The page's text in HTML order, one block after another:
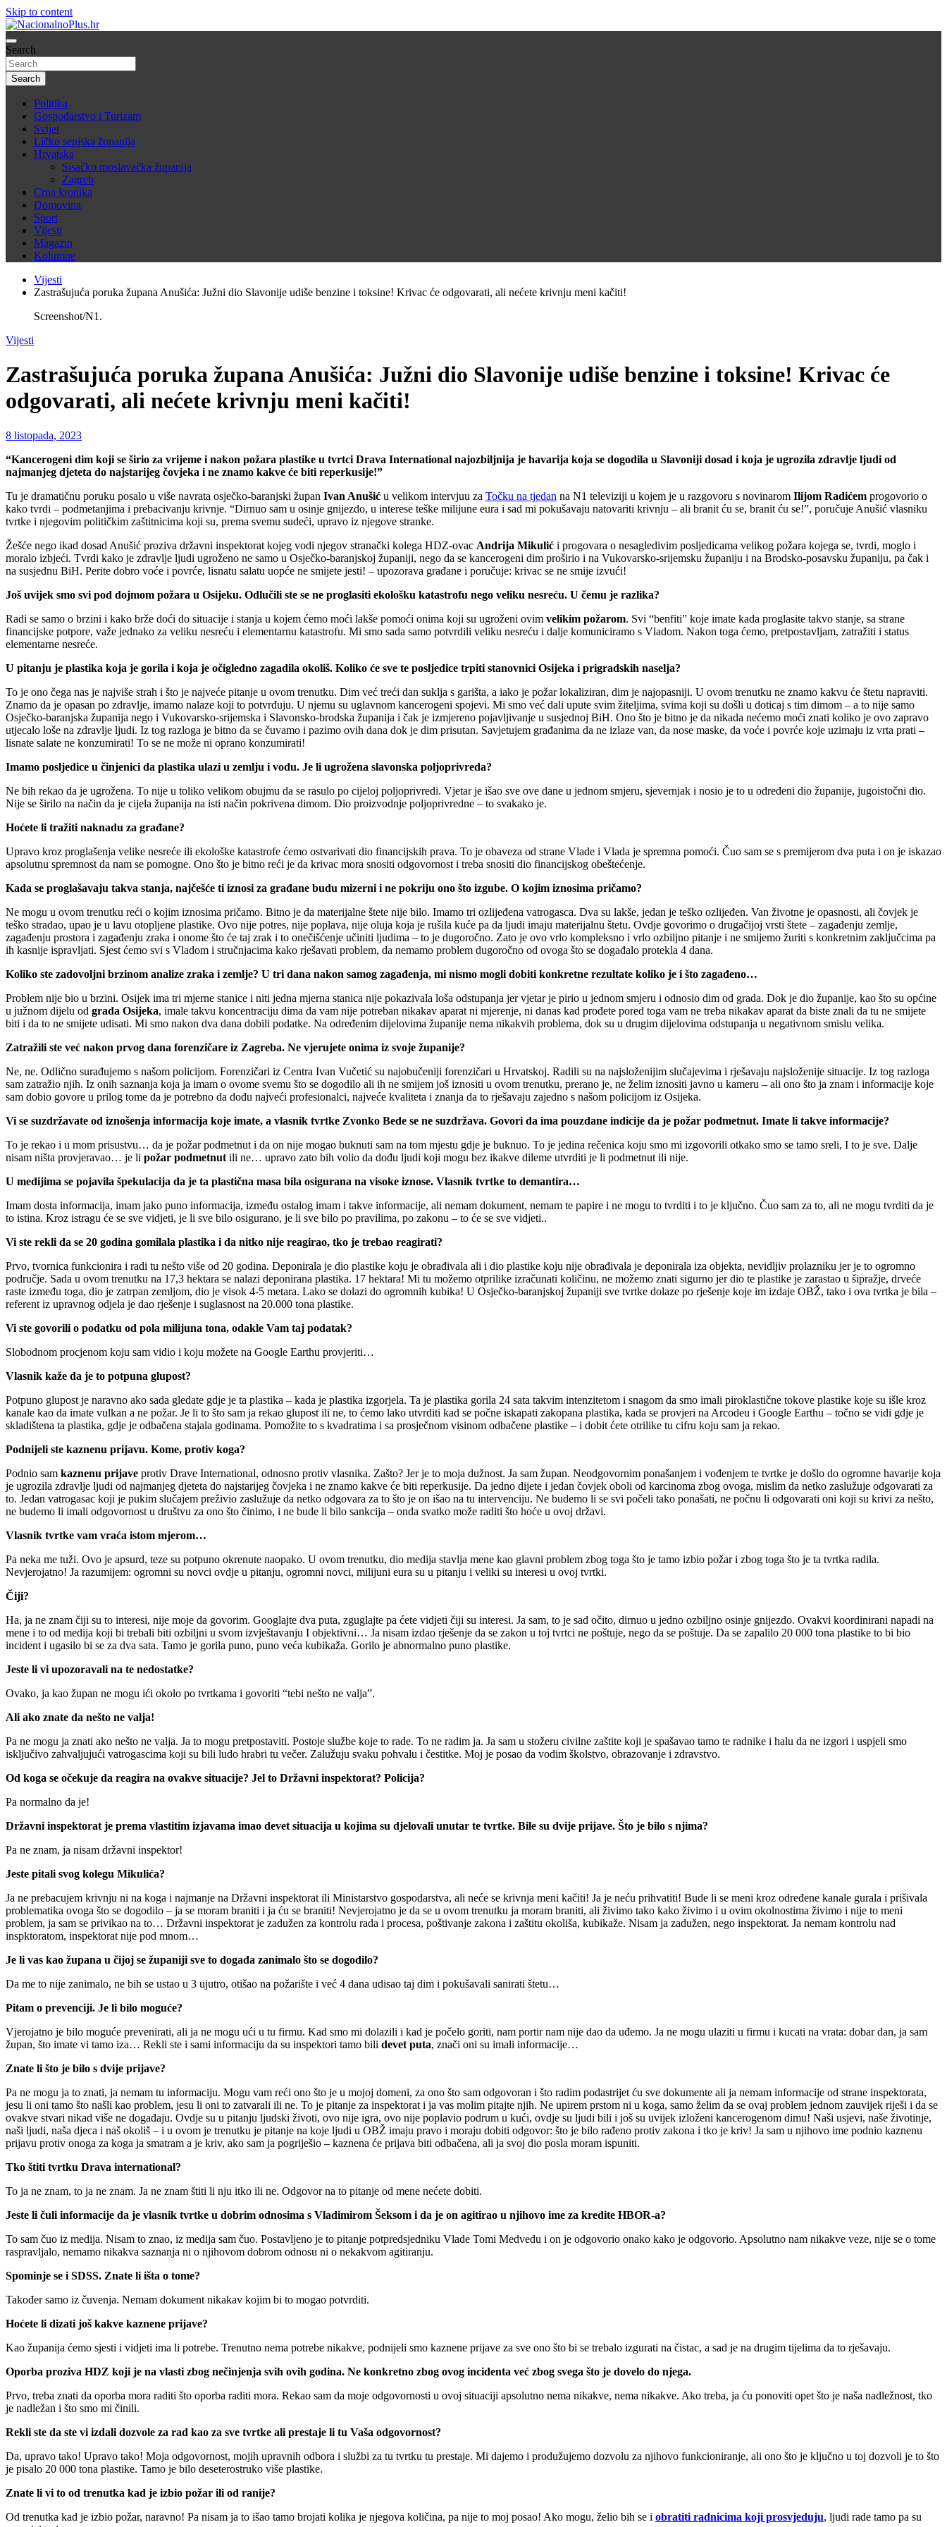
Skip to content
NacionalnoPlus.hr
Nacija želi znati više
Search
Search
Politika
Gospodarstvo i Turizam
Svijet
Ličko senjska županija
Hrvatska
Sisačko moslavačka županija
Zagreb
Crna kronika
Domovina
Sport
Vijesti
Magazin
Kolumne
Vijesti
Zastrašujuća poruka župana Anušića: Južni dio Slavonije udiše benzine i toksine! Krivac će odgovarati, ali nećete krivnju meni kačiti!
Screenshot/N1.
Vijesti
Zastrašujuća poruka župana Anušića: Južni dio Slavonije udiše benzine i toksine! Krivac će
odgovarati, ali nećete krivnju meni kačiti!
8 listopada, 2023
“Kancerogeni dim koji se širio za vrijeme i nakon požara plastike u tvrtci Drava International najozbiljnija je havarija koja se dogodila u Slavoniji dosad i koja je ugrozila zdravlje ljudi od
najmanjeg djeteta do najstarijeg čovjeka i ne znamo kakve će biti reperkusije!”
Tu je dramatičnu poruku posalo u više navrata osječko-baranjski župan Ivan Anušić u velikom intervjuu za Točku na tjedan na N1 televiziji u kojem je u razgovoru s novinarom Ilijom Radićem progovorio o
kako tvrdi – podmetanjima i prebacivanju krivnje. “Dirnuo sam u osinje gnijezdo, u interese teške milijune eura i sad mi pokušavaju natovariti krivnju – ali branit ću se, branit ću se!”, poručuje Anušić vlasniku
tvrtke i njegovim političkim zaštitnicima koji su, prema svemu sudeći, upravo iz njegove stranke.
Žešće nego ikad dosad Anušić proziva državni inspektorat kojeg vodi njegov stranački kolega HDZ-ovac Andrija Mikulić i progovara o nesagledivim posljedicama velikog požara kojega se, tvrdi, moglo i
moralo izbjeći. Tvrdi kako je zdravlje ljudi ugroženo ne samo u Osječko-baranjskoj županiji, nego da se kancerogeni dim proširio i na Vukovarsko-srijemsku županiju i na Brodsko-posavsku županiju, pa čak i
na susjednu BiH. Perite dobro voće i povrće, lisnatu salatu uopće ne smijete jesti! – upozorava građane i poručuje: krivac se ne smije izvući!
Još uvijek smo svi pod dojmom požara u Osijeku. Odlučili ste se ne proglasiti ekološku katastrofu nego veliku nesreću. U čemu je razlika?
Radi se samo o brzini i kako brže doći do situacije i stanja u kojem ćemo moći lakše pomoći onima koji su ugroženi ovim velikim požarom. Svi “benfiti” koje imate kada proglasite takvo stanje, sa strane
financijske potpore, važe jednako za veliku nesreću i elementarnu katastrofu. Mi smo sada samo potvrdili veliku nesreću i dalje komuniciramo s Vladom. Nakon toga ćemo, pretpostavljam, zatražiti i status
elementarne nesreće.
U pitanju je plastika koja je gorila i koja je očigledno zagadila okoliš. Koliko će sve te posljedice trpiti stanovnici Osijeka i prigradskih naselja?
To je ono čega nas je najviše strah i što je najveće pitanje u ovom trenutku. Dim već treći dan suklja s garišta, a iako je požar lokaliziran, dim je najopasniji. U ovom trenutku ne znamo kakvu će štetu napraviti.
Znamo da je opasan po zdravlje, imamo nalaze koji to potvrđuju. U njemu su uglavnom kancerogeni spojevi. Mi smo već dali upute svim žiteljima, svima koji su došli u doticaj s tim dimom – a to nije samo
Osječko-baranjska županija nego i Vukovarsko-srijemska i Slavonsko-brodska županija i čak je izmjereno pojavljivanje u susjednoj BiH. Ono što je bitno je da nikada nećemo moći znati koliko je ovo zapravo
utjecalo loše na zdravlje ljudi. Iz tog razloga je bitno da se čuvamo i pazimo ovih dana dok je dim prisutan. Savjetujem građanima da ne izlaze van, da nose maske, da voće i povrće koje uzimaju iz vrta prati –
lisnate salate ne konzumirati! To se ne može ni oprano konzumirati!
Imamo posljedice u činjenici da plastika ulazi u zemlju i vodu. Je li ugrožena slavonska poljoprivreda?
Ne bih rekao da je ugrožena. To nije u toliko velikom obujmu da se rasulo po cijeloj poljoprivredi. Vjetar je išao sve ove dane u jednom smjeru, sjevernjak i nosio je to u određeni dio županije, jugoistočni dio.
Nije se širilo na način da je cijela županija na isti način pokrivena dimom. Dio proizvodnje poljoprivredne – to svakako je.
Hoćete li tražiti naknadu za građane?
Upravo kroz proglašenja velike nesreće ili ekološke katastrofe ćemo ostvarivati dio financijskih prava. To je obaveza od strane Vlade i Vlada je spremna pomoći. Čuo sam se s premijerom dva puta i on je iskazao
apsolutnu spremnost da nam se pomogne. Ono što je bitno reći je da krivac mora snositi odgovornost i treba snositi dio financijskog obeštećenje.
Kada se proglašavaju takva stanja, najčešće ti iznosi za građane budu mizerni i ne pokriju ono što izgube. O kojim iznosima pričamo?
Ne mogu u ovom trenutku reći o kojim iznosima pričamo. Bitno je da materijalne štete nije bilo. Imamo tri ozlijeđena vatrogasca. Dva su lakše, jedan je teško ozlijeđen. Van životne je opasnosti, ali čovjek je
teško stradao, upao je u lavu otopljene plastike. Ovo nije potres, nije poplava, nije oluja koja je rušila kuće pa da ljudi imaju materijalnu štetu. Ovdje govorimo o drugačijoj vrsti štete – zagađenju zemlje,
zagađenju prostora i zagađenju zraka i onome što će taj zrak i to onečišćenje učiniti ljudima – to je dugoročno. Zato je ovo vrlo kompleksno i vrlo ozbiljno pitanje i ne smijemo žuriti s konkretnim zaključcima pa
ih kasnije ispravljati. Sjest ćemo svi s Vladom i stručnjacima kako rješavati problem, da nemamo problem dugoročno od ovoga što se događalo protekla 4 dana.
Koliko ste zadovoljni brzinom analize zraka i zemlje? U tri dana nakon samog zagađenja, mi nismo mogli dobiti konkretne rezultate koliko je i što zagađeno…
Problem nije bio u brzini. Osijek ima tri mjerne stanice i niti jedna mjerna stanica nije pokazivala loša odstupanja jer vjetar je pirio u jednom smjeru i odnosio dim od grada. Dok je dio županije, kao što su općine
u južnom dijelu od grada Osijeka, imale takvu koncentraciju dima da vam nije potreban nikakav aparat ni mjerenje, ni danas kad prođete pored toga vam ne treba nikakav aparat da biste znali da tu ne smijete
biti i da to ne smijete udisati. Mi smo nakon dva dana dobili podatke. Na određenim dijelovima županije nema nikakvih problema, dok su u drugim dijelovima odstupanja u negativnom smislu velika.
Zatražili ste već nakon prvog dana forenzičare iz Zagreba. Ne vjerujete onima iz svoje županije?
Ne, ne. Odlično surađujemo s našom policijom. Forenzičari iz Centra Ivan Vučetić su najobučeniji forenzičari u Hrvatskoj. Radili su na najsloženijim slučajevima i rješavaju najsloženije situacije. Iz tog razloga
sam zatražio njih. Iz onih saznanja koja ja imam o ovome svemu što se dogodilo ali ih ne smijem još iznositi u ovom trenutku, prerano je, ne želim iznositi javno u kameru – ali ono što ja znam i informacije koje
sam dobio govore u prilog tome da je potrebno da dođu najveći profesionalci, najveće kvaliteta i znanja da to rješavaju zajedno s našom policijom iz Osijeka.
Vi se suzdržavate od iznošenja informacija koje imate, a vlasnik tvrtke Zvonko Bede se ne suzdržava. Govori da ima pouzdane indicije da je požar podmetnut. Imate li takve informacije?
To je rekao i u mom prisustvu… da je požar podmetnut i da on nije mogao buknuti sam na tom mjestu gdje je buknuo. To je jedina rečenica koju smo mi izgovorili otkako smo se tamo sreli, I to je sve. Dalje
nisam ništa provjeravao… je li požar podmetnut ili ne… upravo zato bih volio da dođu ljudi koji mogu bez ikakve dileme utvrditi je li podmetnut ili nije.
U medijima se pojavila špekulacija da je ta plastična masa bila osigurana na visoke iznose. Vlasnik tvrtke to demantira…
Imam dosta informacija, imam jako puno informacija, između ostalog imam i takve informacije, ali nemam dokument, nemam te papire i ne mogu to tvrditi i to je ključno. Čuo sam za to, ali ne mogu tvrditi da je
to istina. Kroz istragu će se sve vidjeti, je li sve bilo osigurano, je li sve bilo po pravilima, po zakonu – to će se sve vidjeti..
Vi ste rekli da se 20 godina gomilala plastika i da nitko nije reagirao, tko je trebao reagirati?
Prvo, tvornica funkcionira i radi tu nešto više od 20 godina. Deponirala je dio plastike koju je obrađivala ali i dio plastike koju nije obrađivala je deponirala iza objekta, nevidljiv prolazniku jer je to ogromno
područje. Sada u ovom trenutku na 17,3 hektara se nalazi deponirana plastika. 17 hektara! Mi tu možemo otprilike izračunati količinu, ne možemo znati sigurno jer dio te plastike je zarastao u šipražje, drveće
raste između toga, dio je zatrpan zemljom, dio je visok 4-5 metara. Lako se dolazi do ogromnih kubika! U Osječko-baranjskoj županiji sve tvrtke dolaze po rješenje koje im izdaje OBŽ, tako i ova tvrtka je bila –
referent iz upravnog odjela je dao rješenje i suglasnost na 20.000 tona plastike.
Vi ste govorili o podatku od pola milijuna tona, odakle Vam taj podatak?
Slobodnom procjenom koju sam vidio i koju možete na Google Earthu provjeriti…
Vlasnik kaže da je to potpuna glupost?
Potpuno glupost je naravno ako sada gledate gdje je ta plastika – kada je plastika izgorjela. Ta je plastika gorila 24 sata takvim intenzitetom i snagom da smo imali piroklastične tokove plastike koje su išle kroz
kanale kao da imate vulkan a ne požar. Je li to što sam ja rekao glupost ili ne, to ćemo lako utvrditi kad se počne iskapati zakopana plastika, kada se provjeri na Arcodeu i Google Earthu – točno se vidi gdje je
skladištena ta plastika, gdje je odbačena stajala godinama. Pomožite to s kvadratima i sa prosječnom visinom odbačene plastike – i dobit ćete otrilike tu cifru koju sam ja rekao.
Podnijeli ste kaznenu prijavu. Kome, protiv koga?
Podnio sam kaznenu prijave protiv Drave International, odnosno protiv vlasnika. Zašto? Jer je to moja dužnost. Ja sam župan. Neodgovornim ponašanjem i vođenjem te tvrtke je došlo do ogromne havarije koja
je ugrozila zdravlje ljudi od najmanjeg djeteta do najstarijeg čovjeka i ne znamo kakve će biti reperkusije. Da jedno dijete i jedan čovjek oboli od karcinoma zbog ovoga, mislim da netko zaslužuje odgovarati za
to. Jedan vatrogasac koji je pukim slučajem preživio zaslužuje da netko odgovara za to što je on išao na tu intervenciju. Ne budemo li se svi počeli tako ponašati, ne počnu li odgovarati oni koji su krivi za nešto,
ne budemo li imali odgovornost u društvu za ono što činimo, i ne bude li bilo sankcija – onda svatko može raditi što hoće u ovoj državi.
Vlasnik tvrtke vam vraća istom mjerom…
Pa neka me tuži. Ovo je apsurd, teze su potpuno okrenute naopako. U ovom trenutku, dio medija stavlja mene kao glavni problem zbog toga što je tamo izbio požar i zbog toga što je ta tvrtka radila.
Nevjerojatno! Ja razumijem: ogromni su novci ovdje u pitanju, ogromni novci, milijuni eura su u pitanju i veliki su interesi u ovoj tvrtki.
Čiji?
Ha, ja ne znam čiji su to interesi, nije moje da govorim. Googlajte dva puta, zguglajte pa ćete vidjeti čiji su interesi. Ja sam, to je sad očito, dirnuo u jedno ozbiljno osinje gnijezdo. Ovakvi koordinirani napadi na
mene i to od medija koji bi trebali biti ozbiljni u svom izvještavanju I objektivni… Ja nisam izdao rješenje da se zakon u toj tvrtci ne poštuje, nego da se poštuje. Da se zapalilo 20 000 tona plastike to bi bio
incident i ugasilo bi se za dva sata. Tamo je gorila puno, puno veća kubikaža. Gorilo je abnormalno puno plastike.
Jeste li vi upozoravali na te nedostatke?
Ovako, ja kao župan ne mogu ići okolo po tvrtkama i govoriti “tebi nešto ne valja”.
Ali ako znate da nešto ne valja!
Pa ne mogu ja znati ako nešto ne valja. Ja to mogu pretpostaviti. Postoje službe koje to rade. To ne radim ja. Ja sam u stožeru civilne zaštite koji je spašavao tamo te radnike i halu da ne izgori i uspjeli smo
isključivo zahvaljujući vatrogascima koji su bili ludo hrabri tu večer. Zalužuju svaku pohvalu i čestitke. Moj je posao da vodim školstvo, obrazovanje i zdravstvo.
Od koga se očekuje da reagira na ovakve situacije? Jel to Državni inspektorat? Policija?
Pa normalno da je!
Državni inspektorat je prema vlastitim izjavama imao devet situacija u kojima su djelovali unutar te tvrtke. Bile su dvije prijave. Što je bilo s njima?
Pa ne znam, ja nisam državni inspektor!
Jeste pitali svog kolegu Mikulića?
Ja ne prebacujem krivnju ni na koga i najmanje na Državni inspektorat ili Ministarstvo gospodarstva, ali neće se krivnja meni kačiti! Ja je neću prihvatiti! Bude li se meni kroz određene kanale gurala i prišivala
problematika ovoga što se dogodilo – ja se moram braniti i ja ću se braniti! Nevjerojatno je da se u ovom trenutku ja moram braniti, ali živimo tako kako živimo i u ovim okolnostima živimo i nije to meni
problem, ja sam se privikao na to… Državni inspektorat je zadužen za kontrolu rada i procesa, poštivanje zakona i zaštitu okoliša, kubikaže. Nisam ja zadužen, nego inspektorat. Ja nemam kontrolu nad
inspktoratom, inspektorat nije pod mnom…
Je li vas kao župana u čijoj se županiji sve to događa zanimalo što se dogodilo?
Da me to nije zanimalo, ne bih se ustao u 3 ujutro, otišao na požarište i već 4 dana udisao taj dim i pokušavali sanirati štetu…
Pitam o prevenciji. Je li bilo moguće?
Vjerojatno je bilo moguće prevenirati, ali ja ne mogu ući u tu firmu. Kad smo mi dolazili i kad je počelo goriti, nam portir nam nije dao da uđemo. Ja ne mogu ulaziti u firmu i kucati na vrata: dobar dan, ja sam
župan, što imate vi tamo iza… Rekli ste i sami informaciju da su inspektori tamo bili devet puta, znači oni su imali informacije…
Znate li što je bilo s dvije prijave?
Pa ne mogu ja to znati, ja nemam tu informaciju. Mogu vam reći ono što je u mojoj domeni, za ono što sam odgovoran i što radim podastrijet ću sve dokumente ali ja nemam informacije od strane inspektorata,
jesu li oni tamo što našli kao problem, jesu li oni to zatvarali ili ne. To je pitanje za inspektorat i ja vas molim pitajte njih. Ne upirem prstom ni u koga, samo želim da se ovaj problem jednom zauvijek riješi i da se
ovakve stvari nikad više ne događaju. Ovdje su u pitanju ljudski životi, ovo nije igra, ovo nije poplavio podrum u kući, ovdje su ljudi bili i još su uvijek izloženi kancerogenom dimu! Naši usjevi, naše životinje,
naši ljudi, naša djeca i naš okoliš – i u ovom je trenutku je pitanje na koje ljudi u OBŽ imaju pravo i moraju dobiti odgovor: što je bilo rađeno protiv zakona i tko je kriv! Ja sam u njihovo ime podnio kaznenu
prijavu protiv onoga za koga ja smatram a je kriv, ako sam ja pogriješio – kaznena će prijava biti odbačena, ali ja svoj dio posla moram ispuniti.
Tko štiti tvrtku Drava international?
To ja ne znam, to ja ne znam. Ja ne znam štiti li nju itko ili ne. Odgovor na to pitanje od mene nećete dobiti.
Jeste li čuli informacije da je vlasnik tvrtke u dobrim odnosima s Vladimirom Šeksom i da je on agitirao u njihovo ime za kredite HBOR-a?
To sam čuo iz medija. Nisam to znao, iz medija sam čuo. Postavljeno je to pitanje potpredsjedniku Vlade Tomi Medvedu i on je odgovorio onako kako je odgovorio. Apsolutno nam nikakve veze, nije se o tome
raspravljalo, nemamo nikakva saznanja ni o njihovom dobrom odnosu ni o nekakvom agitiranju.
Spominje se i SDSS. Znate li išta o tome?
Također samo iz čuvenja. Nemam dokument nikakav kojim bi to mogao potvrditi.
Hoćete li dizati još kakve kaznene prijave?
Kao županija ćemo sjesti i vidjeti ima li potrebe. Trenutno nema potrebe nikakve, podnijeli smo kaznene prijave za sve ono što bi se trebalo izgurati na čistac, a sad je na drugim tijelima da to rješavaju.
Oporba proziva HDZ koji je na vlasti zbog nečinjenja svih ovih godina. Ne konkretno zbog ovog incidenta već zbog svega što je dovelo do njega.
Prvo, treba znati da oporba mora raditi što oporba raditi mora. Rekao sam da moje odgovornosti u ovoj situaciji apsolutno nema nikakve, nema nikakve. Ako treba, ja ću ponoviti opet što je naša nadležnost, tko
je nadležan i što smo mi činili.
Rekli ste da ste vi izdali dozvole za rad kao za sve tvrtke ali prestaje li tu Vaša odgovornost?
Da, upravo tako! Upravo tako! Moja odgovornost, mojih upravnih odbora i službi za tu tvrtku tu prestaje. Mi dajemo i produžujemo dozvolu za njihovo funkcioniranje, ali ono što je ključno u toj dozvoli je to što
je pisalo 20 000 tona plastike. Tamo je bilo deseterostruko više plastike.
Znate li vi to od trenutka kad je izbio požar ili od ranije?
Od trenutka kad je izbio požar, naravno! Pa nisam ja to išao tamo brojati kolika je njegova količina, pa nije to moj posao! Ako mogu, želio bih se i obratiti radnicima koji prosvjeduju, ljudi rade tamo pa su